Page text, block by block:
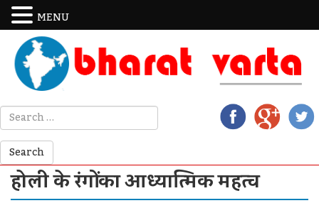
होली के रंगों का आध्यात्मिक महत्व
MENU